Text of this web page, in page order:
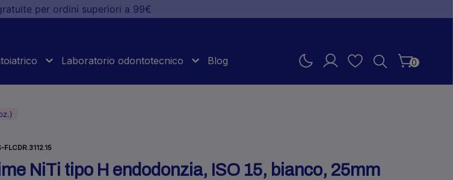
per ordini superiori a 99€
Laboratorio odontotecnico Blog 0
FLCDR.3112.15
NiTi tipo H endodonzia, ISO 15, bianco, 25mm